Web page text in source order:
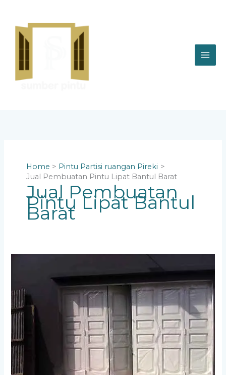
content
Home
Pintu Partisi ruangan Pireki
Jual Pembuatan Pintu Lipat Bantul Barat
Jual Pembuatan
Pintu Lipat Bantul
Barat